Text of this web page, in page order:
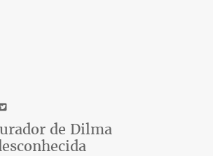
de Dilma